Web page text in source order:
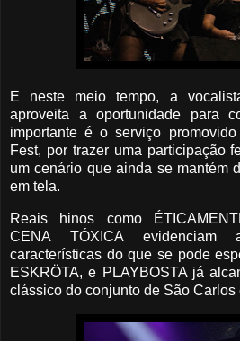
E neste meio tempo, a
aproveita a oportunidade para
importante é o serviço
Fest, por trazer uma participação
um cenário que ainda se mantém
em tela.
Reais hinos como
CENA TÓXICA evidenciam
características do que se pode
ESKRÖTA, e PLAYBOSTA já
clássico do conjunto de São Carlos